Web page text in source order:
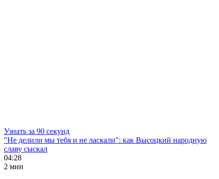
Узнать за 90 секунд
"Не делили мы тебя и не ласкали": как Высоцкий народную
славу сыскал
04:28
2 мин